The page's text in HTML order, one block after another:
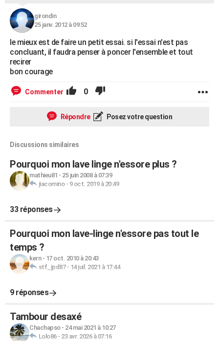
girondin
25 janv. 2012 à 09:52
le mieux est de faire un petit essai. si l'essai n'est pas
concluant, il faudra penser à poncer l'ensemble et tout
recirer
bon courage
Commenter 0
Répondre Posez votre question
Discussions similaires
Pourquoi mon lave linge n'essore plus ?
mathieu81 - 25 juin 2008 à 07:39
jiacomino- 9 oct. 2019 à 20:49
33 réponses
Pourquoi mon lave-linge n'essore pas tout le
temps ?
kern- 17 oct. 2010 à 20:43
stf_jpd87- 14 juil. 2021 à 17:44
9 réponses
Tambour desaxé
Chachapso- 24 mai 2021 à 10:27
Lolo86- 23 avr. 2026 à 07:16